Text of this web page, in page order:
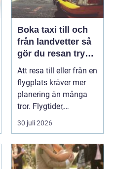
Boka taxi till och
från landvetter så
gör du resan trygg
och smidig
Att resa till eller från en
flygplats kräver mer
planering än många
tror. Flygtider,
packning, säker...
30 juli 2026